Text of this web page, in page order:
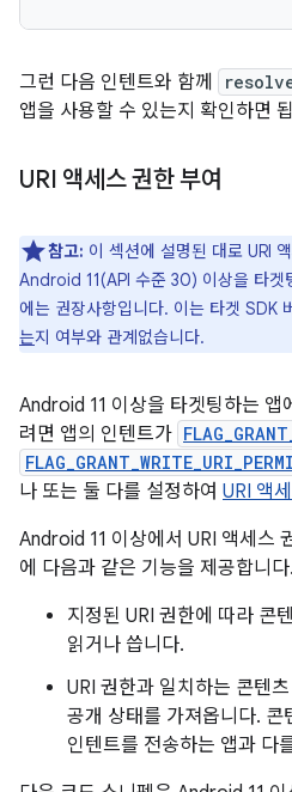
그런 다음 인텐트와 함께
앱을 사용할 수 있는지 확인하면
URI 액세스 권한 부여
참고: 이 섹션에 설명된 대로 URI
Android 11(API 수준 30) 이상을 타겟
에는 권장사항입니다. 이는 타겟 SDK
는지 여부와 관계없습니다.
Android 11 이상을 타겟팅하는 앱
려면 앱의 인텐트가
나 또는 둘 다를 설정하여 URI 액
Android 11 이상에서 URI 액세스
에 다음과 같은 기능을 제공합니다.
지정된 URI 권한에 따라 콘
읽거나 씁니다.
URI 권한과 일치하는 콘텐
공개 상태를 가져옵니다. 콘
인텐트를 전송하는 앱과 다